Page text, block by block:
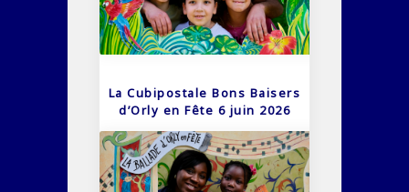
La Cubipostale Bons Baisers
d’Orly en Fête 6 juin 2026